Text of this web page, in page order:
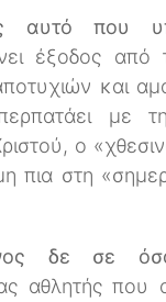
αυτό που
έξοδος
και
με
ο
πια στη
δε σε
αθλητής που